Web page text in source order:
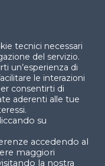
Dipartimento
tecnici necessari
del servizio.
un’esperienza di
le interazioni
consentirti di
aderenti alle tue
su
accedendo al
maggiori
la nostra